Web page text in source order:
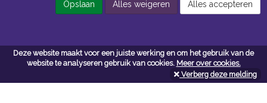
Deze website maakt voor een juiste werking en om het gebruik van de
website te analyseren gebruik van cookies. Meer over cookies.
Verberg deze melding
Opslaan Alles weigeren Alles accepteren